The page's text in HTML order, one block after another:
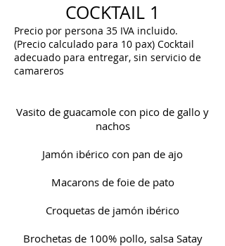
COCKTAIL 1
Precio por persona 35 IVA incluido.
(Precio calculado para 10 pax) Cocktail
adecuado para entregar, sin servicio de
camareros
Vasito de guacamole con pico de gallo y
nachos
Jamón ibérico con pan de ajo
Macarons de foie de pato
Croquetas de jamón ibérico
Brochetas de 100% pollo, salsa Satay